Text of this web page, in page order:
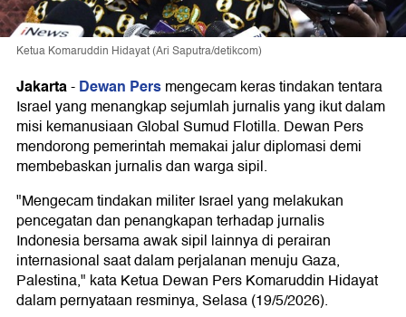
Ketua Komaruddin Hidayat (Ari Saputra/detikcom)
Jakarta-Dewan Persmengecam keras tindakan tentara
Israel yang menangkap sejumlah jurnalis yang ikut dalam
misi kemanusiaan Global Sumud Flotilla. Dewan Pers
mendorong pemerintah memakai jalur diplomasi demi
membebaskan jurnalis dan warga sipil.
"Mengecam tindakan militer Israel yang melakukan
pencegatan dan penangkapan terhadap jurnalis
Indonesia bersama awak sipil lainnya di perairan
internasional saat dalam perjalanan menuju Gaza,
Palestina," kata Ketua Dewan Pers Komaruddin Hidayat
dalam pernyataan resminya, Selasa (19/5/2026).